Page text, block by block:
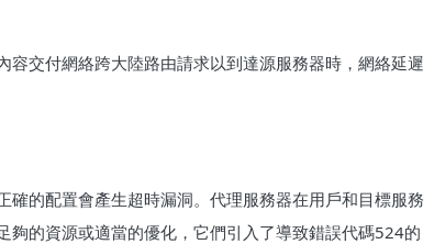
交付網絡跨大陸路由請求以到達源服務器時，網絡延遲
的配置會產生超時漏洞。代理服務器在用戶和目標服務
夠的資源或適當的優化，它們引入了導致錯誤代碼524的